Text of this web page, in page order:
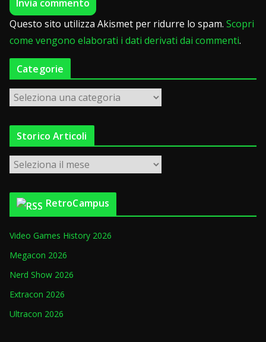
Questo sito utilizza Akismet per ridurre lo spam. Scopri
come vengono elaborati i dati derivati dai commenti.
Categorie
a
t
g
Storico Articoli
t
o
c
o
r
t
i
RetroCampus
Video Games History 2026
Megacon 2026
Nerd Show 2026
Extracon 2026
Ultracon 2026